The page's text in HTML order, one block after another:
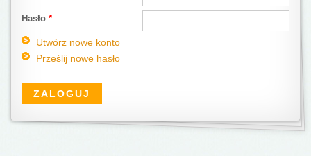
Hasło *
Utwórz nowe konto
Prześlij nowe hasło